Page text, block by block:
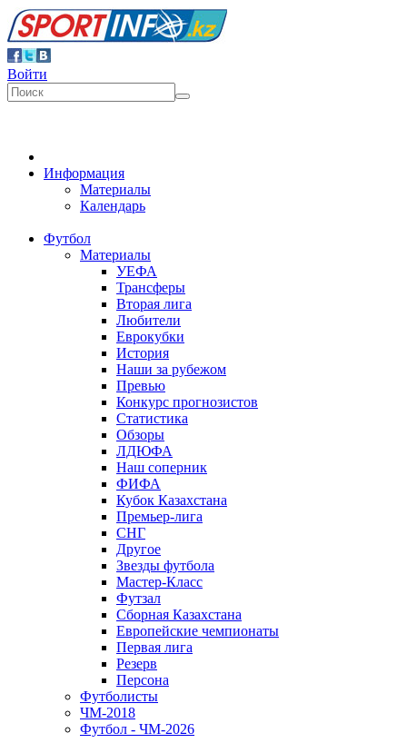
Войти
Информация
Материалы
Календарь
Футбол
Материалы
УЕФА
Трансферы
Вторая лига
Любители
Еврокубки
История
Наши за рубежом
Превью
Конкурс прогнозистов
Статистика
Обзоры
ЛДЮФА
Наш соперник
ФИФА
Кубок Казахстана
Премьер-лига
СНГ
Другое
Звезды футбола
Мастер-Класс
Футзал
Сборная Казахстана
Европейские чемпионаты
Первая лига
Резерв
Персона
Футболисты
ЧМ-2018
Футбол - ЧМ-2026